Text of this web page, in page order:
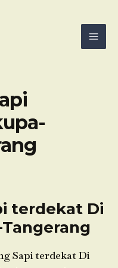
terdekat Di
Sapi terdekat Di